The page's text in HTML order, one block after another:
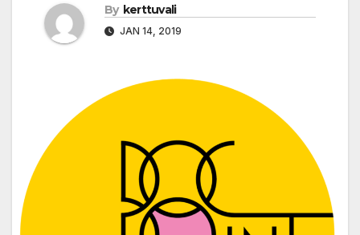
By kerttuvali
JAN 14, 2019